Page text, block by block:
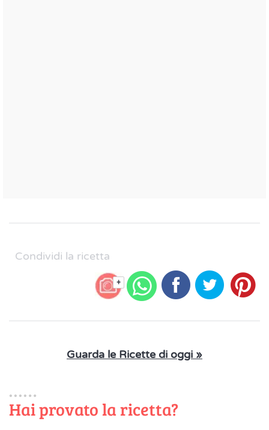
Condividi la ricetta
+
Guarda le Ricette di oggi »
Hai provato la ricetta?